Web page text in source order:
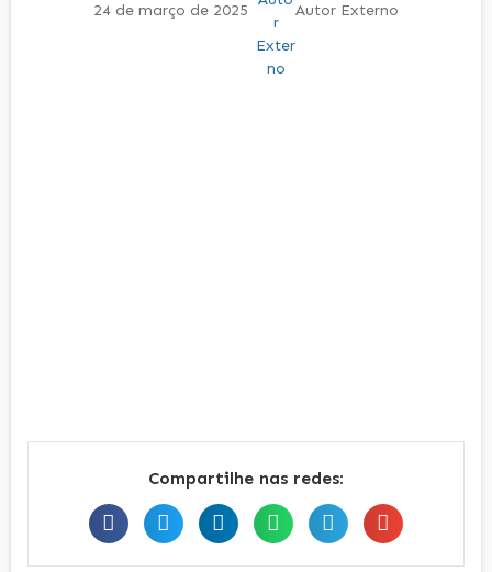
24 de março de 2025 Autor Externo
Compartilhe nas redes: